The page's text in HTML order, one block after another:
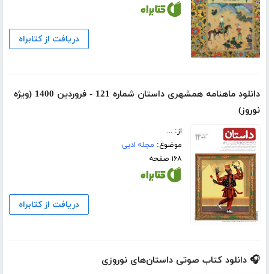
دریافت از کتابراه
دانلود ماهنامه همشهری داستان شماره 121 - فروردین 1400 (ویژه
نوروز)
از: ...
موضوع: مجله ادبی
۱۶۸ صفحه
دریافت از کتابراه
🎧 دانلود کتاب صوتی داستان‌های نوروزی